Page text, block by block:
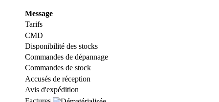
Message
Tarifs
CMD
Disponibilité des stocks
Commandes de dépannage
Commandes de stock
Accusés de réception
Avis d'expédition